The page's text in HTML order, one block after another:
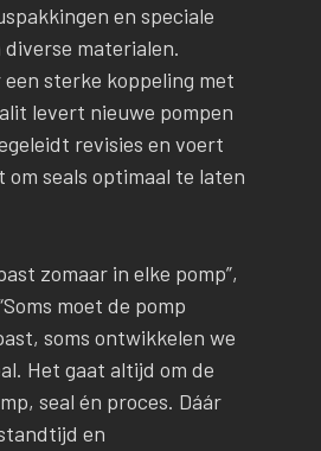
en speciale
materialen.
een sterke koppeling met
levert nieuwe pompen
revisies en voert
seals optimaal te laten
zomaar in elke pomp”,
moet de pomp
soms ontwikkelen we
Het gaat altijd om de
seal én proces. Dáár
en